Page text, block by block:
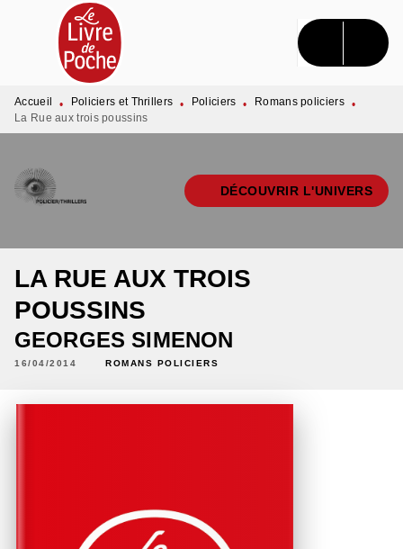
MENU RECHERCHE CONTENU
PIED DE PAGE
Accueil • Policiers et Thrillers • Policiers • Romans policiers •
La Rue aux trois poussins
DÉCOUVRIR L'UNIVERS
LA RUE AUX TROIS
POUSSINS
GEORGES SIMENON
16/04/2014 ROMANS POLICIERS